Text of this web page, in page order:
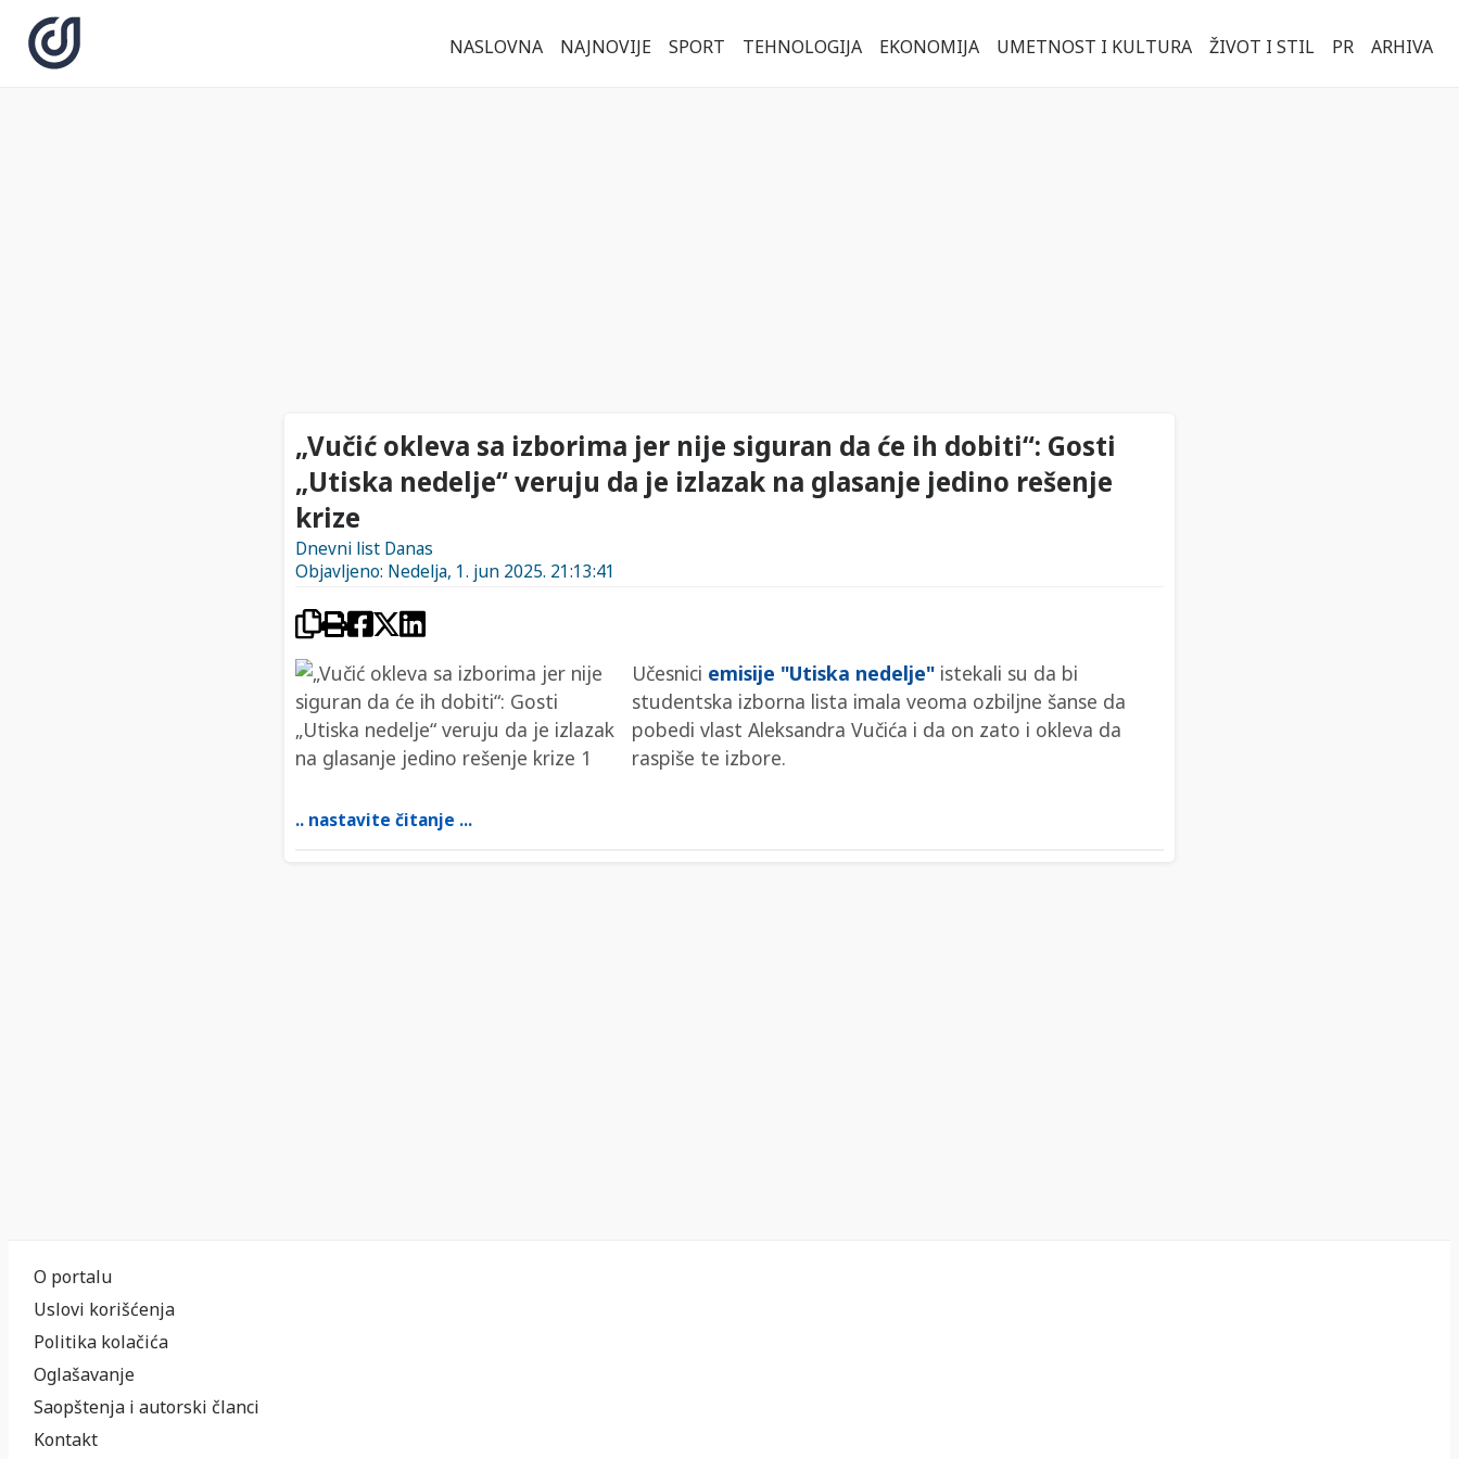
NASLOVNA NAJNOVIJE SPORT TEHNOLOGIJA EKONOMIJA UMETNOST I KULTURA ŽIVOT I STIL PR ARHIVA
„Vučić okleva sa izborima jer nije siguran da će ih dobiti“: Gosti
„Utiska nedelje“ veruju da je izlazak na glasanje jedino rešenje
krize
Dnevni list Danas
Objavljeno: Nedelja, 1. jun 2025. 21:13:41
Učesnici emisije "Utiska nedelje" istekali su da bi
studentska izborna lista imala veoma ozbiljne šanse da
pobedi vlast Aleksandra Vučića i da on zato i okleva da
raspiše te izbore.
.. nastavite čitanje ...
O portalu
Uslovi korišćenja
Politika kolačića
Oglašavanje
Saopštenja i autorski članci
Kontakt